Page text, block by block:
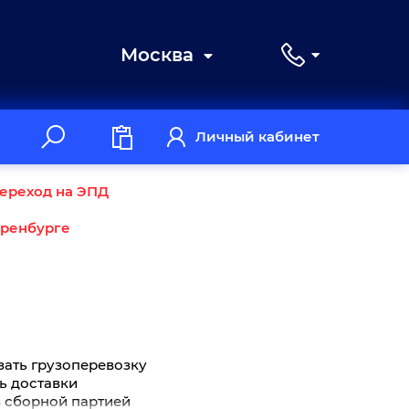
Москва
Личный кабинет
на ЭПД
грузоперевозку
доставки
сборной партией